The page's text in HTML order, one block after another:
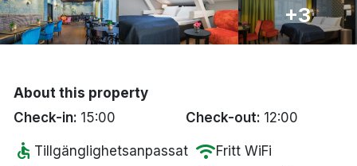
Oslo
Hela Danmark
Done
+3
About this property
Check-in: 15:00 Check-out: 12:00
accessible Tillgänglighetsanpassat wifiFritt WiFi